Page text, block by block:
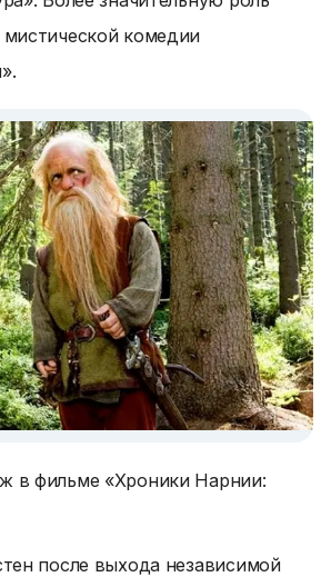
комедии
в фильме «Хроники Нарнии:
после выхода независимой